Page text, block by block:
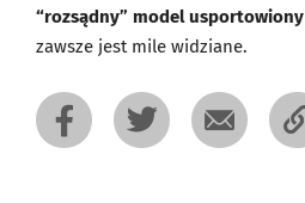
“rozsądny” model usportowiony
zawsze jest mile widziane.